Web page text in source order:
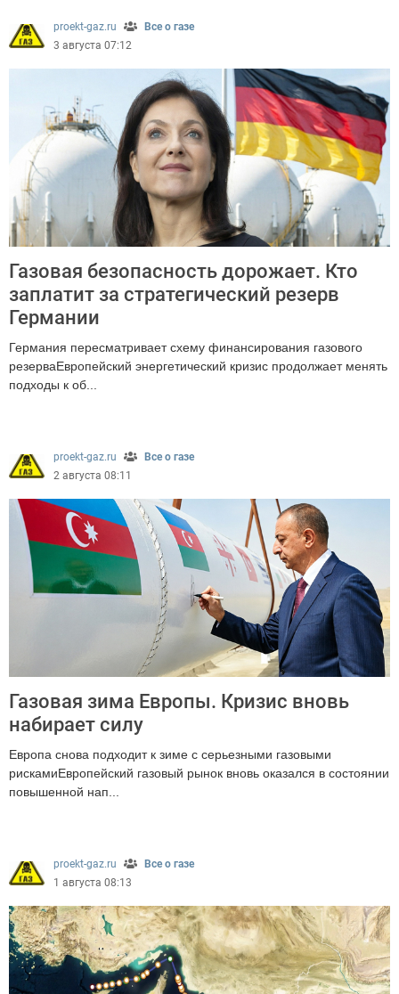
proekt-gaz.ru
Все о газе
3 августа 07:12
Газовая безопасность дорожает. Кто
заплатит за стратегический резерв
Германии
Германия пересматривает схему финансирования газового
резерваЕвропейский энергетический кризис продолжает менять
подходы к об...
proekt-gaz.ru
Все о газе
2 августа 08:11
Газовая зима Европы. Кризис вновь
набирает силу
Европа снова подходит к зиме с серьезными газовыми
рискамиЕвропейский газовый рынок вновь оказался в состоянии
повышенной нап...
proekt-gaz.ru
Все о газе
1 августа 08:13